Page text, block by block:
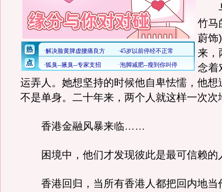
与
竹马
蔚饰
来，
念着
运弄人。她想坚持的时候他自卑怯懦，他想
不是单身。二十年来，两个人就这样一次次
香港金融风暴来临……
困境中，他们才发现彼此是最可信赖的
香港回归，当所有香港人都把回内地当